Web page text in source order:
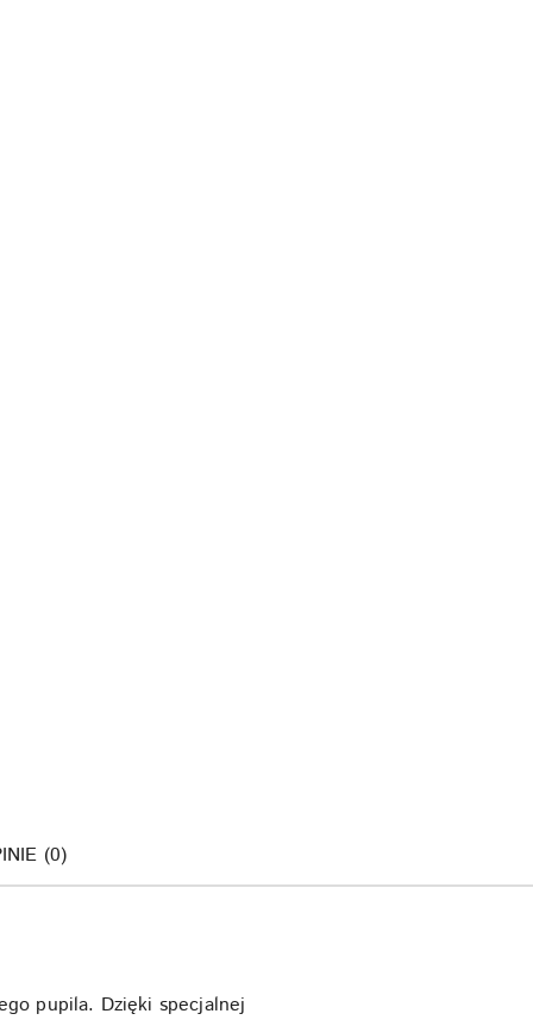
(0)
pupila. Dzięki specjalnej